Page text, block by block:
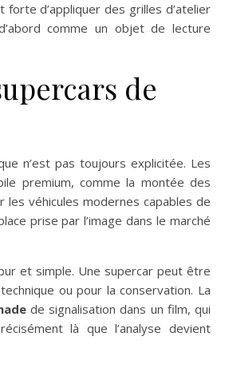
d’appliquer des grilles d’atelier
comme un objet de lecture
de
n’est pas toujours explicitée. Les
premium, comme la montée des
les véhicules modernes capables de
prise par l’image dans le marché
et simple. Une supercar peut être
ou pour la conservation. La
de signalisation dans un film, qui
là que l’analyse devient